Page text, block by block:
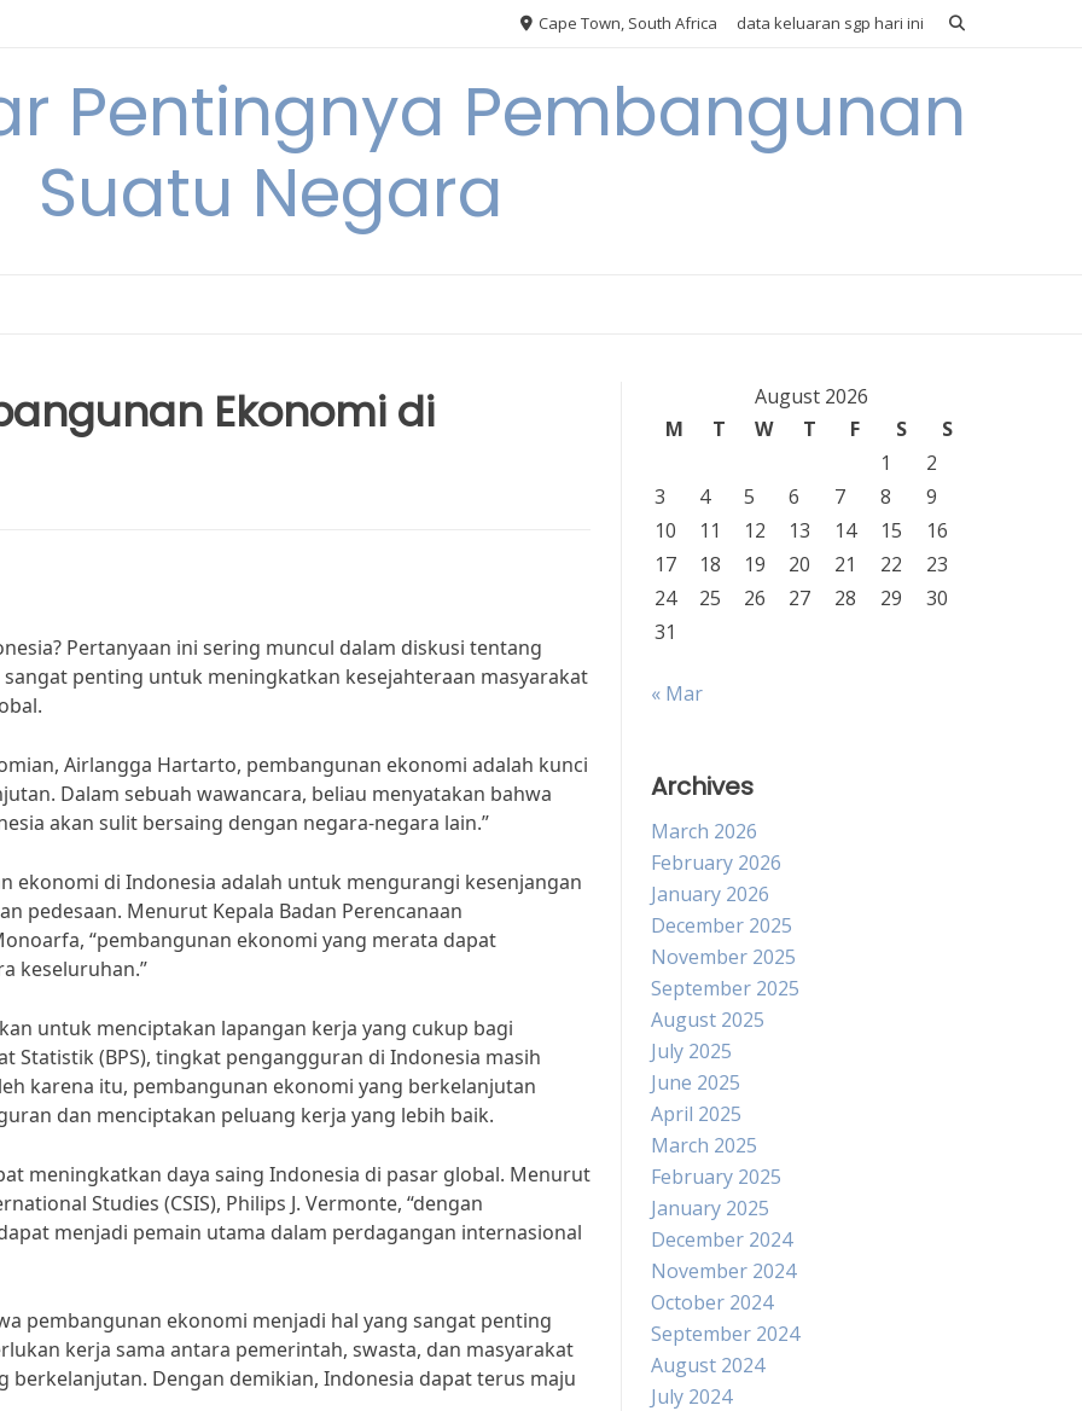
Cape Town, South Africa data keluaran sgp hari ini
Pentingnya Pembangunan
Suatu Negara
Ekonomi di
Pertanyaan ini sering muncul dalam diskusi tentang
penting untuk meningkatkan kesejahteraan masyarakat
Airlangga Hartarto, pembangunan ekonomi adalah kunci
Dalam sebuah wawancara, beliau menyatakan bahwa
akan sulit bersaing dengan negara-negara lain.”
ekonomi di Indonesia adalah untuk mengurangi kesenjangan
pedesaan. Menurut Kepala Badan Perencanaan
“pembangunan ekonomi yang merata dapat
keseluruhan.”
untuk menciptakan lapangan kerja yang cukup bagi
Statistik (BPS), tingkat pengangguran di Indonesia masih
karena itu, pembangunan ekonomi yang berkelanjutan
dan menciptakan peluang kerja yang lebih baik.
meningkatkan daya saing Indonesia di pasar global. Menurut
Studies (CSIS), Philips J. Vermonte, “dengan
menjadi pemain utama dalam perdagangan internasional
pembangunan ekonomi menjadi hal yang sangat penting
kerja sama antara pemerintah, swasta, dan masyarakat
Dengan demikian, Indonesia dapat terus maju
August 2026
M
T W T F S
S
1
2
3
4 5 6 7 8
9
10
11 12 13 14 15
16
17
18 19 20 21 22
23
24
25 26 27 28 29
30
31
« Mar
Archives
March 2026
February 2026
January 2026
December 2025
November 2025
September 2025
August 2025
July 2025
June 2025
April 2025
March 2025
February 2025
January 2025
December 2024
November 2024
October 2024
September 2024
August 2024
July 2024